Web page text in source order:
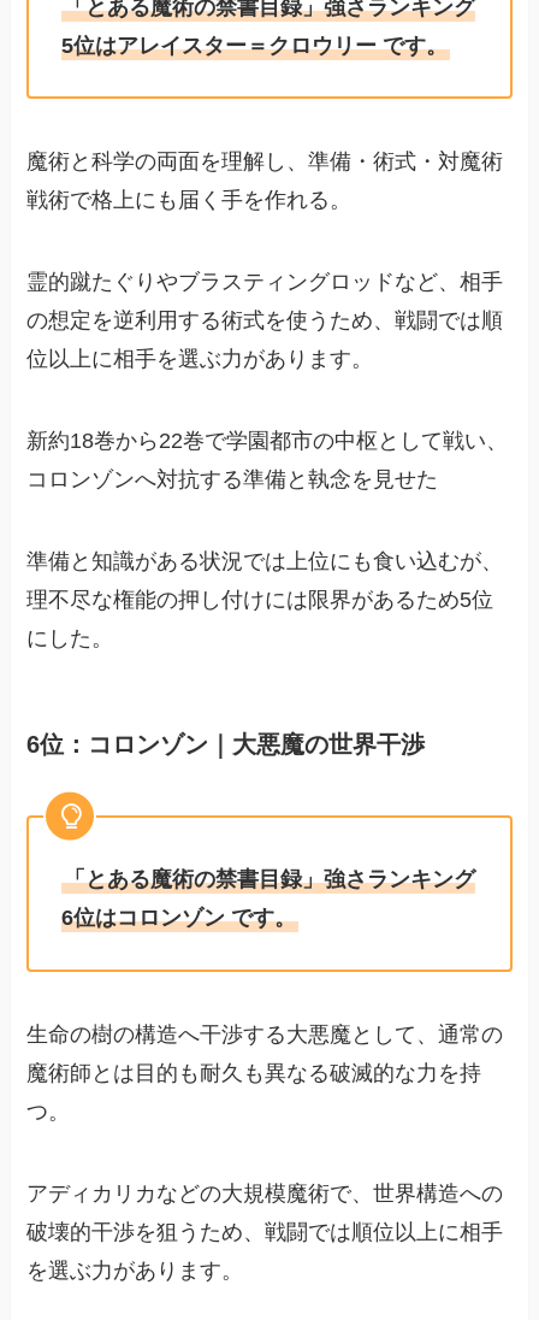
「とある魔術の禁書目録」強さランキング
5位はアレイスター＝クロウリー です。
魔術と科学の両面を理解し、準備・術式・対魔術
戦術で格上にも届く手を作れる。
霊的蹴たぐりやブラスティングロッドなど、相手
の想定を逆利用する術式を使うため、戦闘では順
位以上に相手を選ぶ力があります。
新約18巻から22巻で学園都市の中枢として戦い、
コロンゾンへ対抗する準備と執念を見せた
準備と知識がある状況では上位にも食い込むが、
理不尽な権能の押し付けには限界があるため5位
にした。
6位：コロンゾン｜大悪魔の世界干渉
「とある魔術の禁書目録」強さランキング
6位はコロンゾン です。
生命の樹の構造へ干渉する大悪魔として、通常の
魔術師とは目的も耐久も異なる破滅的な力を持
つ。
アディカリカなどの大規模魔術で、世界構造への
破壊的干渉を狙うため、戦闘では順位以上に相手
を選ぶ力があります。